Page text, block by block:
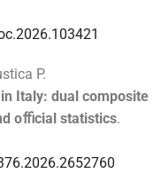
P.
Italy: dual composite
oﬃcial statistics.